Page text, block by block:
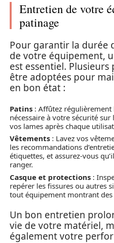
Entretien de votre
patinage
Pour garantir la durée
de votre équipement,
est essentiel.
être adoptées pour
en bon état :
Patins : Affûtez régulièrement
nécessaire à votre sécurité sur
vos lames après chaque
Vêtements : Lavez vos
les recommandations
étiquettes, et assurez-vous
ranger.
Casque et protections :
repérer les fissures ou autres
tout équipement montrant
Un bon entretien
vie de votre matériel,
également votre